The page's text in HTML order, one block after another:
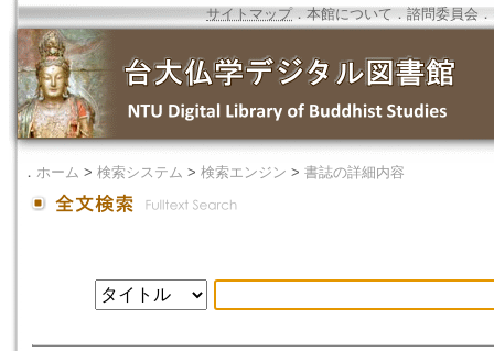
サイトマップ．本館について ． 諮問委員会 ．
． ホーム > 検索システム > 検索エンジン > 書誌の詳細内容